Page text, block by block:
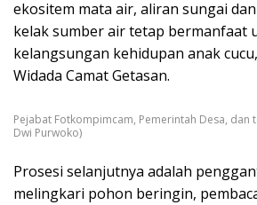
ekositem mata air, aliran sungai
kelak sumber air tetap bermanfaat
kelangsungan kehidupan anak
Widada Camat Getasan.
Pejabat Fotkompimcam, Pemerintah Desa, dan
Dwi Purwoko)
Prosesi selanjutnya adalah
melingkari pohon beringin,